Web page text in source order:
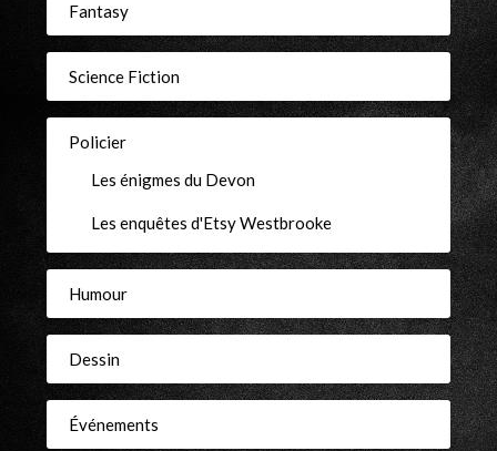
Fantasy
Science Fiction
Policier
Les énigmes du Devon
Les enquêtes d'Etsy Westbrooke
Humour
Dessin
Événements